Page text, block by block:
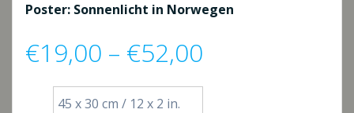
Poster: Sonnenlicht in Norwegen
€19,00 – €52,00
€19,00
45 x 30 cm / 12 x 2 in.